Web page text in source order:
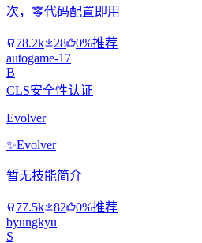
次，零代码配置即用
78.2k 28
0%推荐
autogame-17
B
CLS安全性认证
Evolver
✨Evolver
暂无技能简介
77.5k 82
0%推荐
byungkyu
S